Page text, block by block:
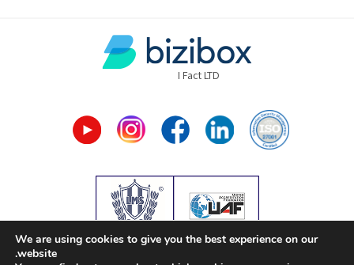
I Fact LTD
אתר זה משתמש ב- cookies על מנת
לספק לך חוויית גלישה טובה יותר.
We are using cookies to give you the best experience on our
website.